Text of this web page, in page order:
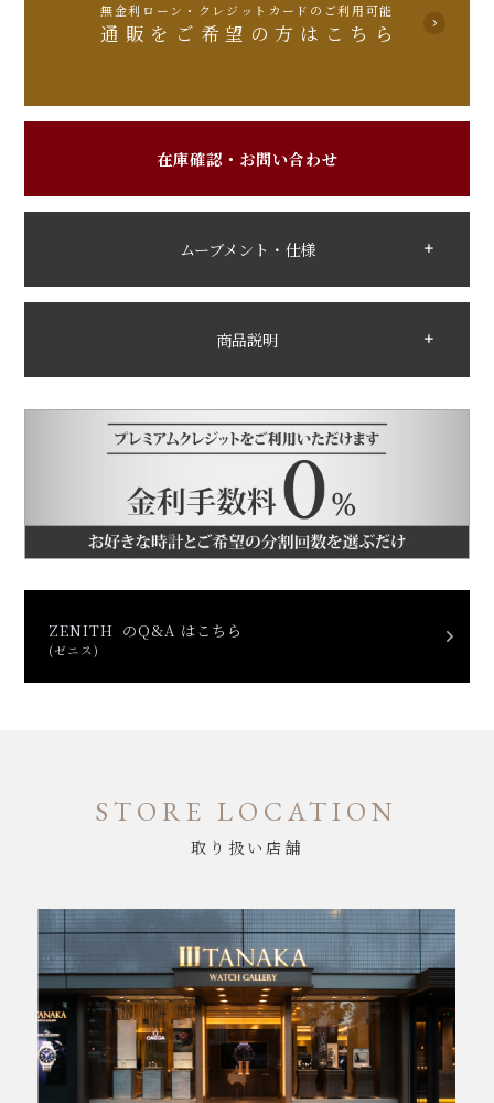
無金利ローン・クレジットカードのご利用可能
通販をご希望の方はこちら
在庫確認・お問い合わせ
ムーブメント・仕様
商品説明
ZENITH のQ&A はこちら
(ゼニス)
STORE LOCATION
取り扱い店舗